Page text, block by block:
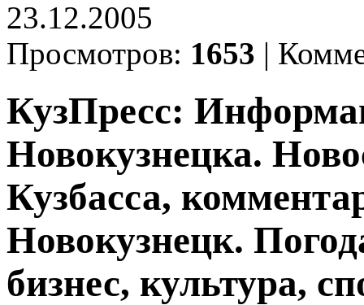
23.12.2005
Просмотров: 1653 |
КузПресс:
Новокузнецка.
Кузбасса,
Новокузнецк.
бизнес, культура,